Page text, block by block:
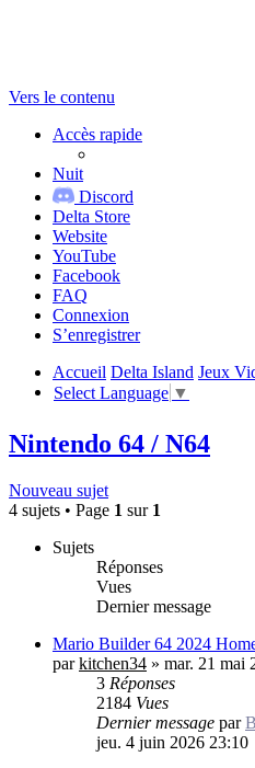
Vers le contenu
Accès rapide
Nuit
Discord
Delta Store
Website
YouTube
Facebook
FAQ
Connexion
S’enregistrer
Accueil Delta Island Jeux
Select Language ▼
Nintendo 64 / N64
Nouveau sujet
4 sujets • Page 1 sur 1
Sujets
Réponses
Vues
Dernier message
Mario Builder 64 2024
parkitchen34 » mar. 21 mai
3 Réponses
2184 Vues
Dernier message par
jeu. 4 juin 2026 23:10